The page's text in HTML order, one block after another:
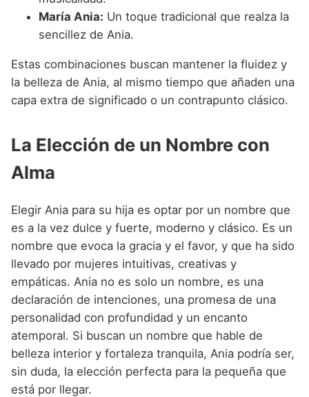
María Ania: Un toque tradicional que realza la
sencillez de Ania.
Estas combinaciones buscan mantener la fluidez y
la belleza de Ania, al mismo tiempo que añaden una
capa extra de significado o un contrapunto clásico.
La Elección de un Nombre con
Alma
Elegir Ania para su hija es optar por un nombre que
es a la vez dulce y fuerte, moderno y clásico. Es un
nombre que evoca la gracia y el favor, y que ha sido
llevado por mujeres intuitivas, creativas y
empáticas. Ania no es solo un nombre, es una
declaración de intenciones, una promesa de una
personalidad con profundidad y un encanto
atemporal. Si buscan un nombre que hable de
belleza interior y fortaleza tranquila, Ania podría ser,
sin duda, la elección perfecta para la pequeña que
está por llegar.